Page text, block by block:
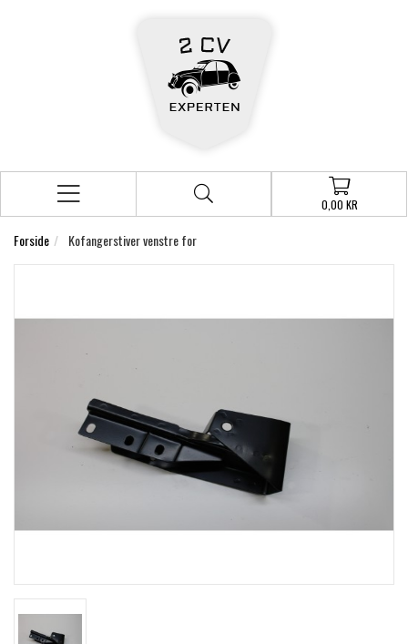
0,00 KR
Forside Kofangerstiver venstre for